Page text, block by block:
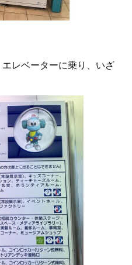
レベーターに乗り、いざ